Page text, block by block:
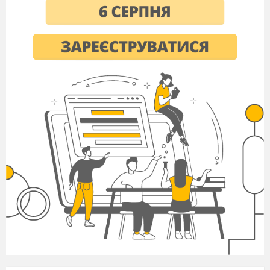
Чобітьми. Знімайте чоботи.
Дівчина (2)Я зніму. І я!
Господиня.А тепер переставляйте чобіт до
чобота та йдіть до порога. Яка першою дійде,
та заміж раніше полетить.
Ой, дівчата, це наче я буряки
сапую. (Ідуть до порога. Одна з них зі сміхом
повертається і говорить. Що перша дійшла)
У цей час. Дівчата сидять на лавці
Дівчина 4. А мені бабуся розказувала, що на
тарілках раніше ворожили. Покладуть під
тарілку перстень, ключ, ляльку та квітку.
хто ключ витягне – скоро заміж піде, квітку –
ще в дівках походиш, перстень – свати
прийдуть, а ляльку – коханий зрадить.
Дівчина 5.Пхе. Не хочу я такого ворожіння.
Зле воно якесь. Сьогодні ж святий Андрій
Первозванний народився. Тільки добро